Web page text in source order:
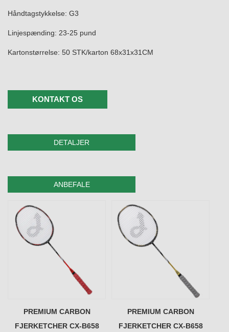
Håndtagstykkelse: G3
Linjespænding: 23-25 ​​pund
Kartonstørrelse: 50 STK/karton 68x31x31CM
KONTAKT OS
DETALJER
ANBEFALE
PREMIUM CARBON
FJERKETCHER CX-B658
PREMIUM CARBON
FJERKETCHER CX-B658